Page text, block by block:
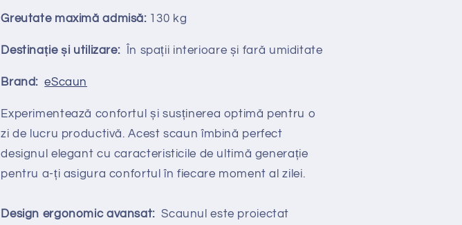
Greutate maximă admisă: 130 kg
Destinație și utilizare:În spații interioare și fară umiditate
Brand:eScaun
Experimentează confortul și susținerea optimă pentru o
zi de lucru productivă. Acest scaun îmbină perfect
designul elegant cu caracteristicile de ultimă generație
pentru a-ți asigura confortul în fiecare moment al zilei.
Design ergonomic avansat:Scaunul este proiectat